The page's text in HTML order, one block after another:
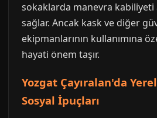
sokaklarda manevra kabiliyeti
sağlar. Ancak kask ve diğer
ekipmanlarının kullanımına
hayati önem taşır.
Yozgat Çayıralan'da
Sosyal İpuçları